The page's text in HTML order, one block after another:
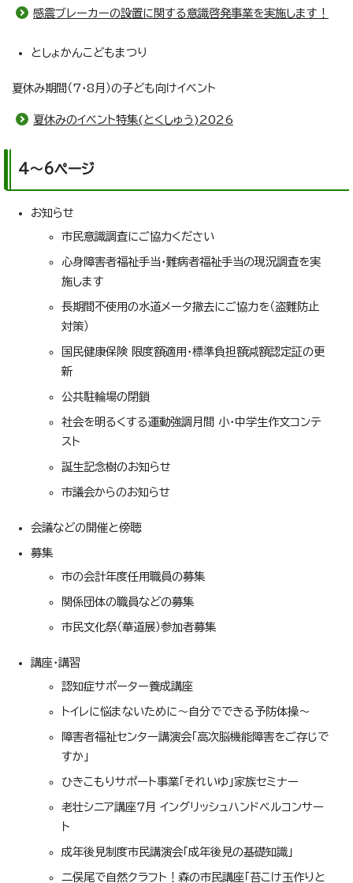
感震ブレーカーの設置に関する意識啓発事業を実施します！
としょかんこどもまつり
夏休み期間（7・8月）の子ども向けイベント
夏休みのイベント特集(とくしゅう)2026
4～6ページ
お知らせ
市民意識調査にご協力ください
心身障害者福祉手当・難病者福祉手当の現況調査を実
施します
長期間不使用の水道メータ撤去にご協力を（盗難防止
対策）
国民健康保険 限度額適用・標準負担額減額認定証の更
新
公共駐輪場の閉鎖
社会を明るくする運動強調月間 小・中学生作文コンテ
スト
誕生記念樹のお知らせ
市議会からのお知らせ
会議などの開催と傍聴
募集
市の会計年度任用職員の募集
関係団体の職員などの募集
市民文化祭（華道展）参加者募集
講座・講習
認知症サポーター養成講座
トイレに悩まないために～自分でできる予防体操～
障害者福祉センター講演会「高次脳機能障害をご存じで
すか」
ひきこもりサポート事業「それいゆ」家族セミナー
老壮シニア講座7月 イングリッシュハンドベルコンサー
ト
成年後見制度市民講演会「成年後見の基礎知識」
二俣尾で自然クラフト！森の市民講座「苔こけ玉作りと